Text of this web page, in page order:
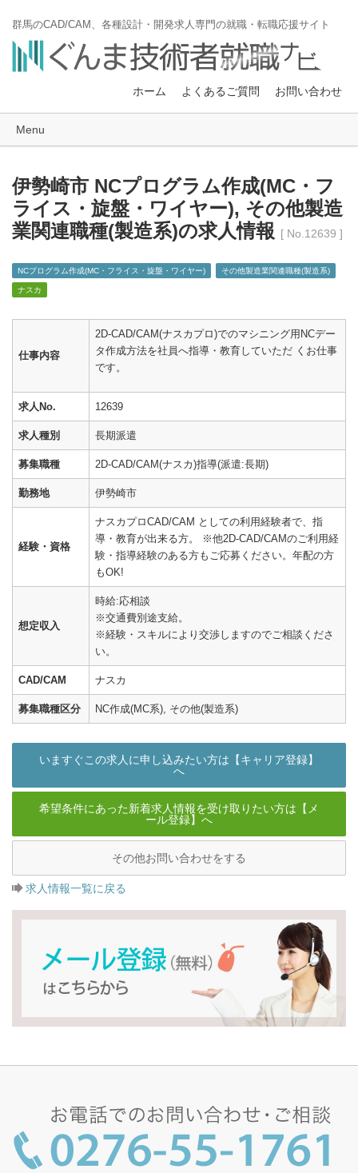
群馬のCAD/CAM、各種設計・開発求人専門の就職・転職応援サイト
ホーム よくあるご質問 お問い合わせ
Menu
伊勢崎市 NCプログラム作成(MC・フ
ライス・旋盤・ワイヤー), その他製造
業関連職種(製造系)の求人情報
[ No.12639 ]
NCプログラム作成(MC・フライス・旋盤・ワイヤー) その他製造業関連職種(製造系)
ナスカ
仕事内容
2D-CAD/CAM(ナスカプロ)でのマシニング用NCデー
タ作成方法を社員へ指導・教育していただ くお仕事
です。
求人No. 12639
求人種別 長期派遣
募集職種 2D-CAD/CAM(ナスカ)指導(派遣:長期)
勤務地 伊勢崎市
経験・資格
ナスカプロCAD/CAM としての利用経験者で、指
導・教育が出来る方。 ※他2D-CAD/CAMのご利用経
験・指導経験のある方もご応募ください。年配の方
もOK!
想定収入
時給:応相談
※交通費別途支給。
※経験・スキルにより交渉しますのでご相談くださ
い。
CAD/CAM ナスカ
募集職種区分 NC作成(MC系), その他(製造系)
いますぐこの求人に申し込みたい方は【キャリア登録】
へ
希望条件にあった新着求人情報を受け取りたい方は【メ
ール登録】へ
その他お問い合わせをする
求人情報一覧に戻る